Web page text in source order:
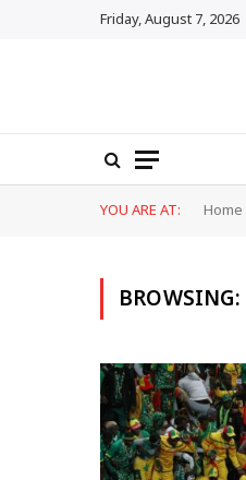
Friday, August 7, 2026
YOU ARE AT: Home
BROWSING: